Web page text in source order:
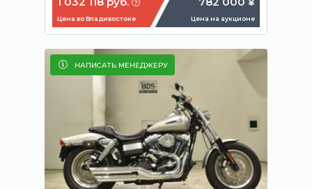
Цена во Владивостоке Цена на аукционе
НАПИСАТЬ МЕНЕДЖЕРУ